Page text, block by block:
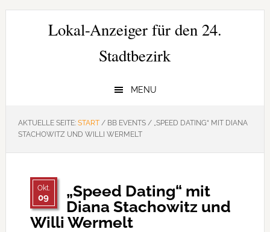
Zur
Hauptnavigation
Zum
Zur
SeitenspalteLokal-Anzeiger für den 24.
Stadtbezirk
MENU
AKTUELLE SEITE: START /BB EVENTS /„SPEED DATING“ MIT DIANA
STACHOWITZ UND WILLI WERMELT
Okt.
09
„Speed Dating“ mit
Diana Stachowitz und
Willi Wermelt